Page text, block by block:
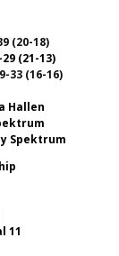
(20-18)
29 (21-13)
33 (16-16)
Hallen
Spektrum
11